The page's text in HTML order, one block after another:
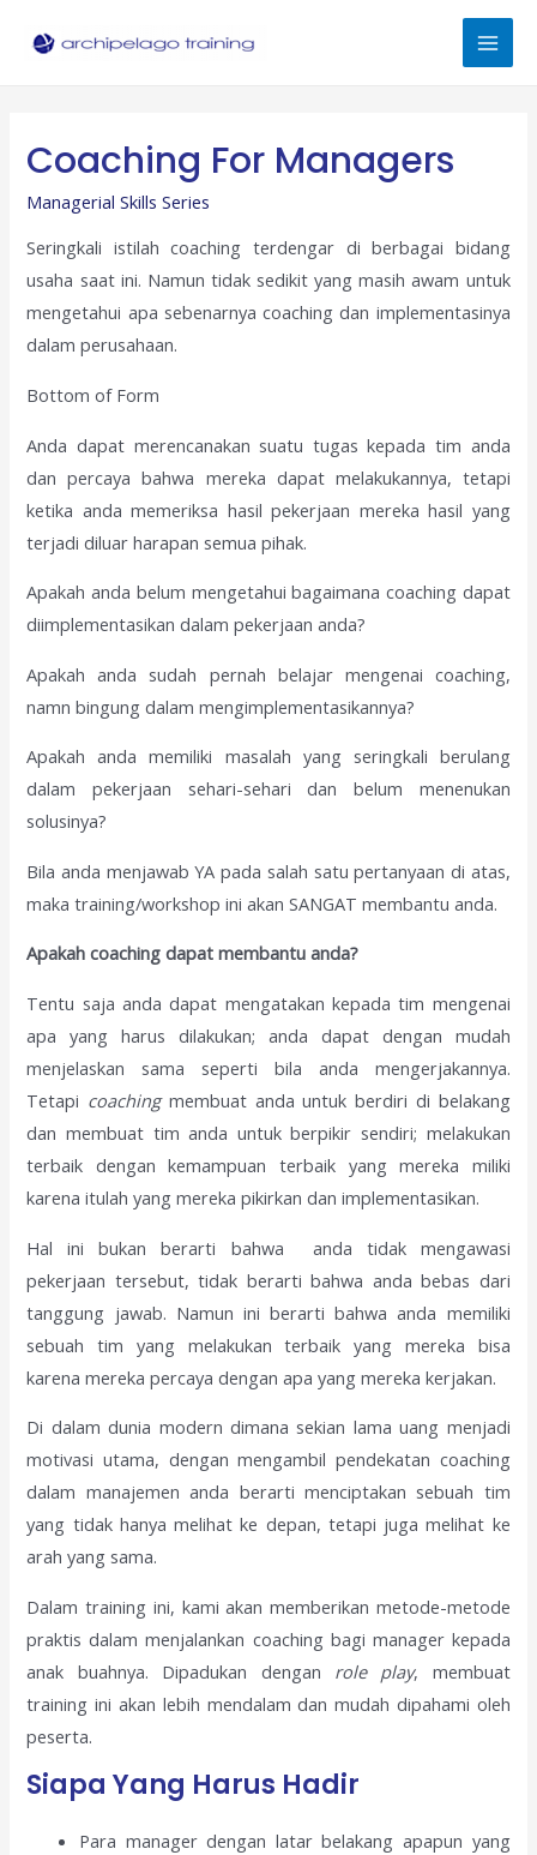
Coaching For Managers
Managerial Skills Series
Seringkali istilah coaching terdengar di berbagai bidang
usaha saat ini. Namun tidak sedikit yang masih awam untuk
mengetahui apa sebenarnya coaching dan implementasinya
dalam perusahaan.
Bottom of Form
Anda dapat merencanakan suatu tugas kepada tim anda
dan percaya bahwa mereka dapat melakukannya, tetapi
ketika anda memeriksa hasil pekerjaan mereka hasil yang
terjadi diluar harapan semua pihak.
Apakah anda belum mengetahui bagaimana coaching dapat
diimplementasikan dalam pekerjaan anda?
Apakah anda sudah pernah belajar mengenai coaching,
namn bingung dalam mengimplementasikannya?
Apakah anda memiliki masalah yang seringkali berulang
dalam pekerjaan sehari-sehari dan belum menenukan
solusinya?
Bila anda menjawab YA pada salah satu pertanyaan di atas,
maka training/workshop ini akan SANGAT membantu anda.
Apakah coaching dapat membantu anda?
Tentu saja anda dapat mengatakan kepada tim mengenai
apa yang harus dilakukan; anda dapat dengan mudah
menjelaskan sama seperti bila anda mengerjakannya.
Tetapi coachingmembuat anda untuk berdiri di belakang
dan membuat tim anda untuk berpikir sendiri; melakukan
terbaik dengan kemampuan terbaik yang mereka miliki
karena itulah yang mereka pikirkan dan implementasikan.
Hal ini bukan berarti bahwa anda tidak mengawasi
pekerjaan tersebut, tidak berarti bahwa anda bebas dari
tanggung jawab. Namun ini berarti bahwa anda memiliki
sebuah tim yang melakukan terbaik yang mereka bisa
karena mereka percaya dengan apa yang mereka kerjakan.
Di dalam dunia modern dimana sekian lama uang menjadi
motivasi utama, dengan mengambil pendekatan coaching
dalam manajemen anda berarti menciptakan sebuah tim
yang tidak hanya melihat ke depan, tetapi juga melihat ke
arah yang sama.
Dalam training ini, kami akan memberikan metode-metode
praktis dalam menjalankan coaching bagi manager kepada
anak buahnya. Dipadukan dengan role play, membuat
training ini akan lebih mendalam dan mudah dipahami oleh
peserta.
Siapa Yang Harus Hadir
Para manager dengan latar belakang apapun yang